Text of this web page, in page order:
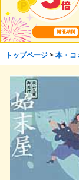
トップページ> 本・コ